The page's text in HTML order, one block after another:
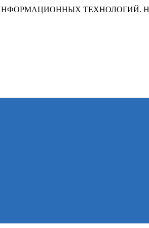
ТЕХНОЛОГИЙ.